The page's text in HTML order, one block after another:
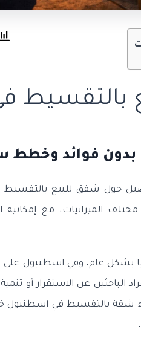
في
فوائد وخطط
الميزانيات، مع إمكانية
بشكل عام، وفي اسطنبول
الباحثين عن الاستقرار أو
شقة بالتقسيط في اسطنبول